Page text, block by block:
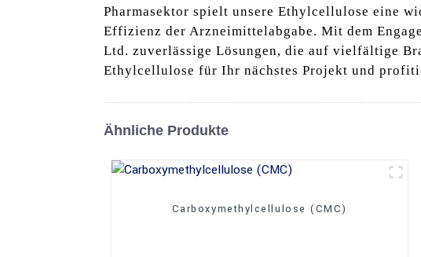
Pharmasektor spielt unsere Ethylcellulose eine
Effizienz der Arzneimittelabgabe. Mit dem
Ltd. zuverlässige Lösungen, die auf vielfältige
Ethylcellulose für Ihr nächstes Projekt und
Ähnliche Produkte
Carboxymethylcellulose (CMC)